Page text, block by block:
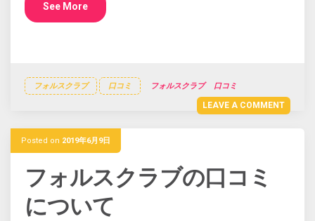
See More
フォルスクラブ 口コミ フォルスクラブ 口コミ
LEAVE A COMMENT
Posted on 2019年6月9日
フォルスクラブの口コミ
について